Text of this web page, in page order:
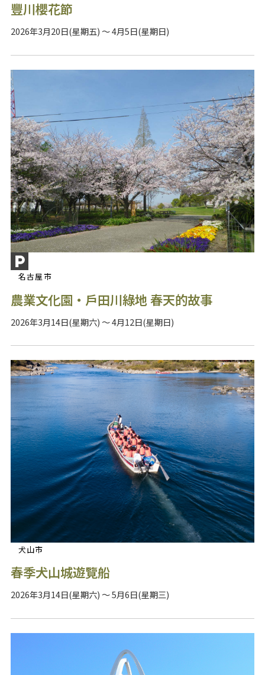
豐川櫻花節
2026年3月20日(星期五) ～ 4月5日(星期日)
名古屋市
農業文化園・戶田川綠地 春天的故事
2026年3月14日(星期六) ～ 4月12日(星期日)
犬山市
春季犬山城遊覽船
2026年3月14日(星期六) ～ 5月6日(星期三)